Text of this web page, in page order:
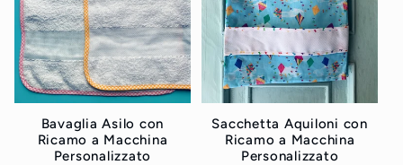
i
o
n
Bavaglia Asilo con
Ricamo a Macchina
Personalizzato
Sacchetta Aquiloni con
Ricamo a Macchina
Personalizzato